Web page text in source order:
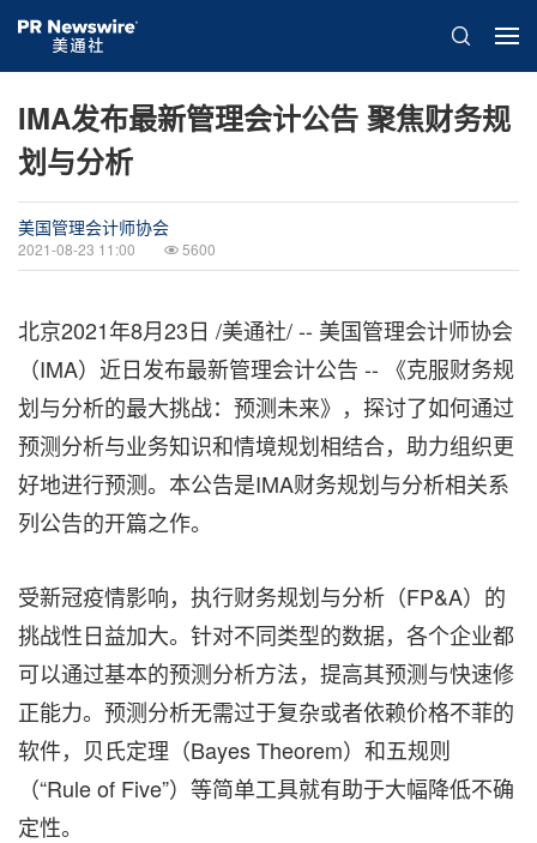
IMA发布最新管理会计公告 聚焦财务规
划与分析
美国管理会计师协会
2021-08-23 11:00 5600
北京2021年8月23日 /美通社/ -- 美国管理会计师协会
（IMA）近日发布最新管理会计公告 -- 《克服财务规
划与分析的最大挑战：预测未来》，探讨了如何通过
预测分析与业务知识和情境规划相结合，助力组织更
好地进行预测。本公告是IMA财务规划与分析相关系
列公告的开篇之作。
受新冠疫情影响，执行财务规划与分析（FP&A）的
挑战性日益加大。针对不同类型的数据，各个企业都
可以通过基本的预测分析方法，提高其预测与快速修
正能力。预测分析无需过于复杂或者依赖价格不菲的
软件，贝氏定理（Bayes Theorem）和五规则
（“Rule of Five”）等简单工具就有助于大幅降低不确
定性。